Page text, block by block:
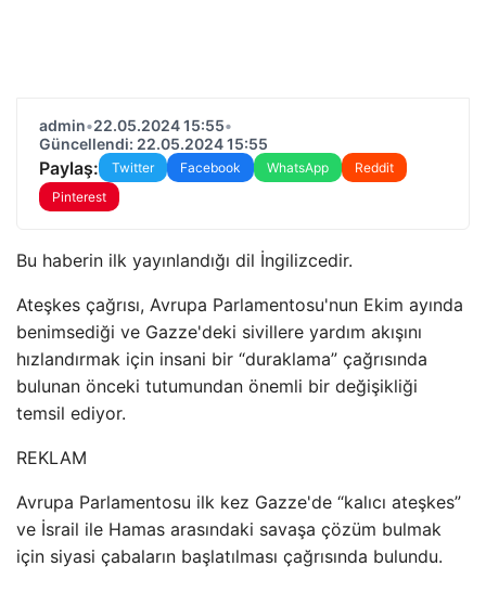
admin•22.05.2024 15:55•
Güncellendi: 22.05.2024 15:55
Paylaş: Twitter Facebook WhatsApp
Reddit
Pinterest
Bu haberin ilk yayınlandığı dil İngilizcedir.
Ateşkes çağrısı, Avrupa Parlamentosu'nun Ekim ayında
benimsediği ve Gazze'deki sivillere yardım akışını
hızlandırmak için insani bir “duraklama” çağrısında
bulunan önceki tutumundan önemli bir değişikliği
temsil ediyor.
REKLAM
Avrupa Parlamentosu ilk kez Gazze'de “kalıcı ateşkes”
ve İsrail ile Hamas arasındaki savaşa çözüm bulmak
için siyasi çabaların başlatılması çağrısında bulundu.